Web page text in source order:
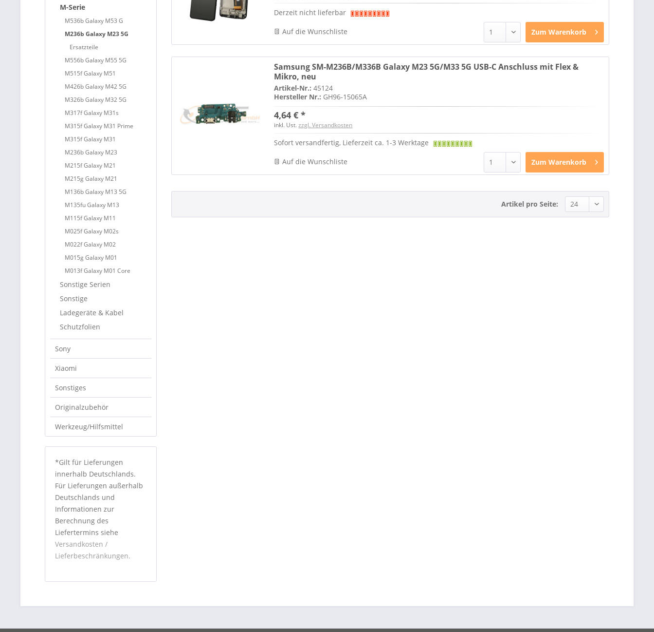
M-Serie
M536b Galaxy M53 G
M236b Galaxy M23 5G
Ersatzteile
M556b Galaxy M55 5G
M515f Galaxy M51
M426b Galaxy M42 5G
M326b Galaxy M32 5G
M317f Galaxy M31s
M315f Galaxy M31 Prime
M315f Galaxy M31
M236b Galaxy M23
M215f Galaxy M21
M215g Galaxy M21
M136b Galaxy M13 5G
M135fu Galaxy M13
M115f Galaxy M11
M025f Galaxy M02s
M022f Galaxy M02
M015g Galaxy M01
M013f Galaxy M01 Core
Sonstige Serien
Sonstige
Ladegeräte & Kabel
Schutzfolien
Sony
Xiaomi
Sonstiges
Originalzubehör
Werkzeug/Hilfsmittel
*Gilt für Lieferungen
innerhalb Deutschlands.
Für Lieferungen außerhalb
Deutschlands und
Informationen zur
Berechnung des
Liefertermins siehe
Versandkosten /
Lieferbeschränkungen.
Derzeit nicht lieferbar
Zum Warenkorb
Auf die Wunschliste
Samsung SM-M236B/M336B Galaxy M23 5G/M33 5G USB-C Anschluss mit Flex &
Mikro, neu
Artikel-Nr.:45124
Hersteller Nr.: GH96-15065A
4,64 € *
inkl. Ust.zzgl. Versandkosten
Sofort versandfertig, Lieferzeit ca. 1-3 Werktage
Zum Warenkorb
Auf die Wunschliste
Artikel pro Seite: